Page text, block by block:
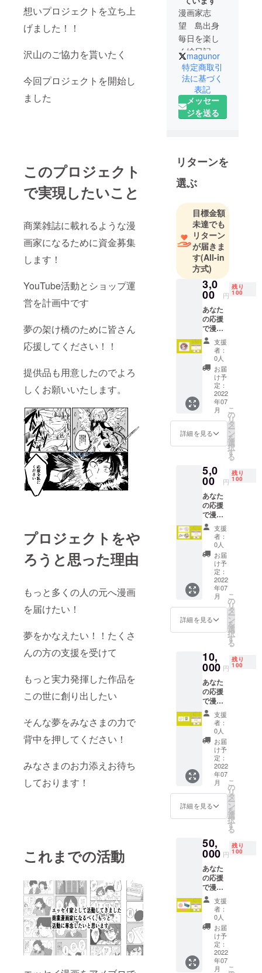
想いプロジェクトを立ち上
げました！！
沢山のご協力を貰いたく
今回プロジェクトを開始し
ました
このプロジェクト
で実現したいこと
商業雑誌に載れるような漫
画家になるために資金募集
します！
YouTube活動とショップ運
営を計画中です
夢の架け橋のために皆さん
応援してください！！
提供品も用意したのでよろ
しくお願いいたします。
プロジェクトをや
ろうと思った理由
もっと多くの人の元へ漫画
を届けたい！
夢をかなえたい！！たくさ
んの方の支援を受けて
もっと実力発揮した作品を
この世に創り出したい
そんな夢をみなさまの力で
背中を押してください！
みなさまのお力添えお待ち
しております！
これまでの活動
漫画家志
望 島出身
毎日を楽し
く絵日記漫
画を描いて
ます
magunor
特定商取引
法に基づく
表記
メッセー
ジを送る
リターンを
選ぶ
目標金額
未達でも
リターン
が届きま
す(All-in
方式)
3,0
00 円
残り
100
あなた
の応援
で漫画
家計
画！ イ
ラスト
オリジ
ナル
グッズ
の提供
支援
者：
0人
お届
け予
定：
2022
年07
月
詳細を見る
こ
の
リ
タ
ー
ン
を
選
択
す
る
5,0
00 円
残り
100
あなた
の応援
で漫画
家計画
マスキ
ング
テープ2
点の提
支援
者：
0人
お届
け予
定：
2022
年07
月
詳細を見る
こ
の
リ
タ
ー
ン
を
選
択
す
る
10,
000 円
残り
100
あなた
の応援
で漫画
家計画
スピー
ドライ
スマホ
リング
ダイヤ
スター
ACアダ
プター
2点セッ
ト
支援
者：
0人
お届
け予
定：
2022
年07
月
詳細を見る
こ
の
リ
タ
ー
ン
を
選
択
す
る
50,
000 円
残り
100
あなた
の応援
で漫画
家計画
缶ミ
ラー
グッズ
提供
支援
者：
0人
お届
け予
定：
2022
年07
月
こ